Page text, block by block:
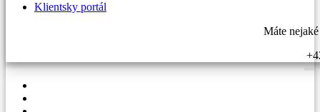
Klientsky portál
Máte